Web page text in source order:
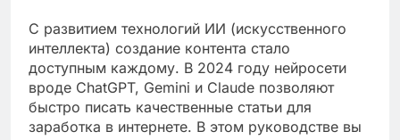
С развитием технологий ИИ (искусственного
интеллекта) создание контента стало
доступным каждому. В 2024 году нейросети
вроде ChatGPT, Gemini и Claude позволяют
быстро писать качественные статьи для
заработка в интернете. В этом руководстве вы